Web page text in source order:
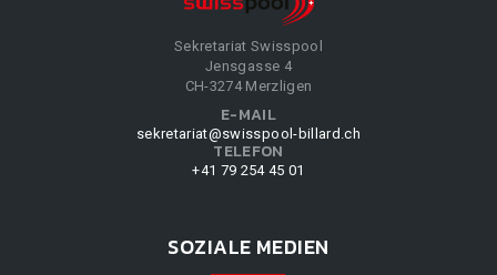
Sekretariat Swisspool
Jensgasse 4
CH-3274 Merzligen
E-MAIL
sekretariat@swisspool-billard.ch
TELEFON
+41 79 254 45 01
SOZIALE MEDIEN